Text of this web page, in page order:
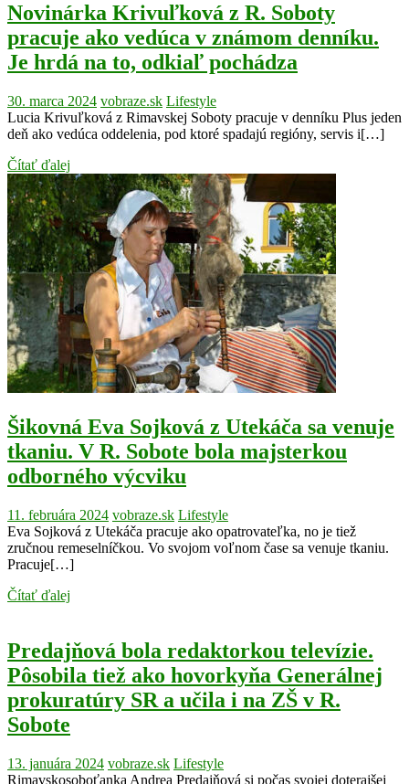
Novinárka Krivuľková z R. Soboty
pracuje ako vedúca v známom denníku.
Je hrdá na to, odkiaľ pochádza
30. marca 2024 vobraze.sk Lifestyle
Lucia Krivuľková z Rimavskej Soboty pracuje v denníku Plus jeden
deň ako vedúca oddelenia, pod ktoré spadajú regióny, servis i[…]
Čítať ďalej
Šikovná Eva Sojková z Utekáča sa venuje
tkaniu. V R. Sobote bola majsterkou
odborného výcviku
11. februára 2024 vobraze.sk Lifestyle
Eva Sojková z Utekáča pracuje ako opatrovateľka, no je tiež
zručnou remeselníčkou. Vo svojom voľnom čase sa venuje tkaniu.
Pracuje[…]
Čítať ďalej
Predajňová bola redaktorkou televízie.
Pôsobila tiež ako hovorkyňa Generálnej
prokuratúry SR a učila i na ZŠ v R.
Sobote
13. januára 2024 vobraze.sk Lifestyle
Rimavskosoboťanka Andrea Predajňová si počas svojej doterajšej